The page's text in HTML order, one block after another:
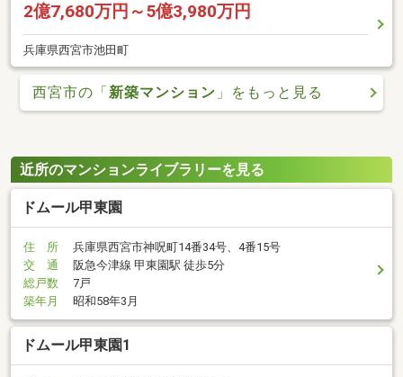
2億7,680万円～5億3,980万円
兵庫県西宮市池田町
西宮市の「新築マンション 」をもっと見る
近所のマンションライブラリーを見る
ドムール甲東園
住 所
兵庫県西宮市神呪町14番34号、4番15号
交 通
阪急今津線 甲東園駅 徒歩5分
総戸数
7戸
築年月
昭和58年3月
ドムール甲東園1